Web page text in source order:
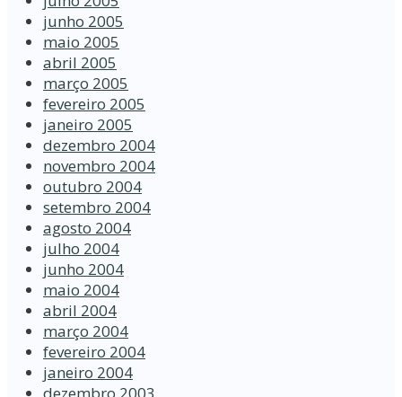
junho 2005
maio 2005
abril 2005
março 2005
fevereiro 2005
janeiro 2005
dezembro 2004
novembro 2004
outubro 2004
setembro 2004
agosto 2004
julho 2004
junho 2004
maio 2004
abril 2004
março 2004
fevereiro 2004
janeiro 2004